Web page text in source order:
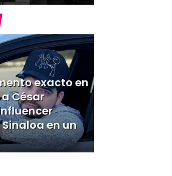
exacto en
César
en un